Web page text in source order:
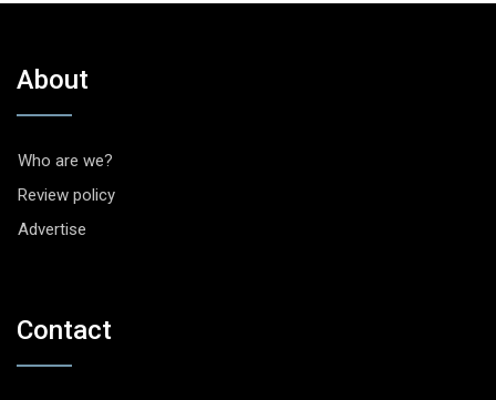
About
Who are we?
Review policy
Advertise
Contact